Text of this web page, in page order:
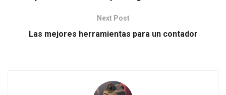
Next Post
Las mejores herramientas para un contador